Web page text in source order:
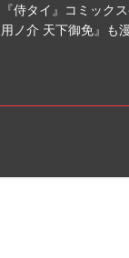
『侍タイ』コミック
用ノ介 天下御免』も